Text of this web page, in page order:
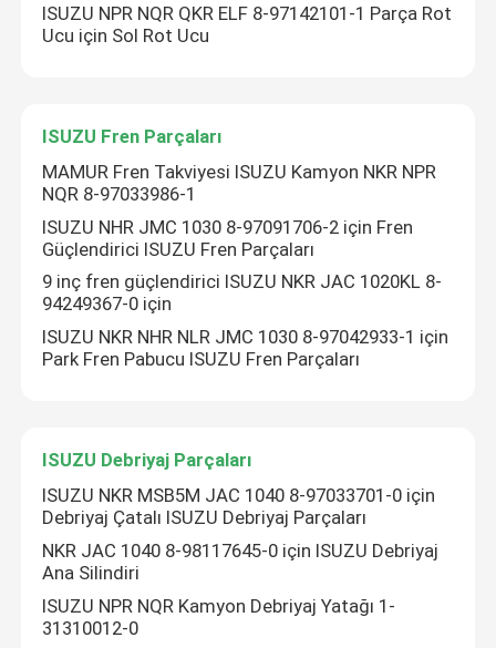
ISUZU NPR NQR QKR ELF 8-97142101-1 Parça Rot
Ucu için Sol Rot Ucu
ISUZU Fren Parçaları
MAMUR Fren Takviyesi ISUZU Kamyon NKR NPR
NQR 8-97033986-1
ISUZU NHR JMC 1030 8-97091706-2 için Fren
Güçlendirici ISUZU Fren Parçaları
9 inç fren güçlendirici ISUZU NKR JAC 1020KL 8-
94249367-0 için
ISUZU NKR NHR NLR JMC 1030 8-97042933-1 için
Park Fren Pabucu ISUZU Fren Parçaları
ISUZU Debriyaj Parçaları
ISUZU NKR MSB5M JAC 1040 8-97033701-0 için
Debriyaj Çatalı ISUZU Debriyaj Parçaları
NKR JAC 1040 8-98117645-0 için ISUZU Debriyaj
Ana Silindiri
ISUZU NPR NQR Kamyon Debriyaj Yatağı 1-
31310012-0